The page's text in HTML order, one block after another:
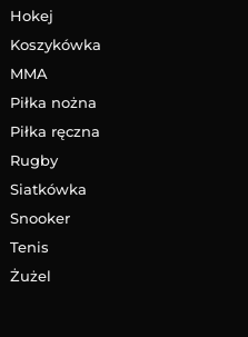
Hokej
Koszykówka
MMA
Piłka nożna
Piłka ręczna
Rugby
Siatkówka
Snooker
Tenis
Żużel